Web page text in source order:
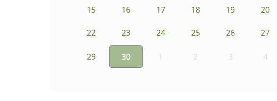
15 16 17 18 19 20
22 23 24 25 26 27
29 30 1 2 3 4